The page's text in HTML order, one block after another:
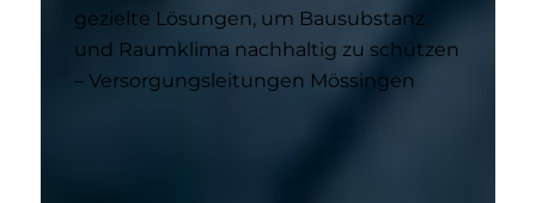
gezielte Lösungen, um Bausubstanz
und Raumklima nachhaltig zu schützen
– Versorgungsleitungen Mössingen